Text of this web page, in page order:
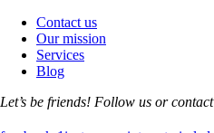
Contact us
Our mission
Services
Blog
Let’s be friends! Follow us or contact